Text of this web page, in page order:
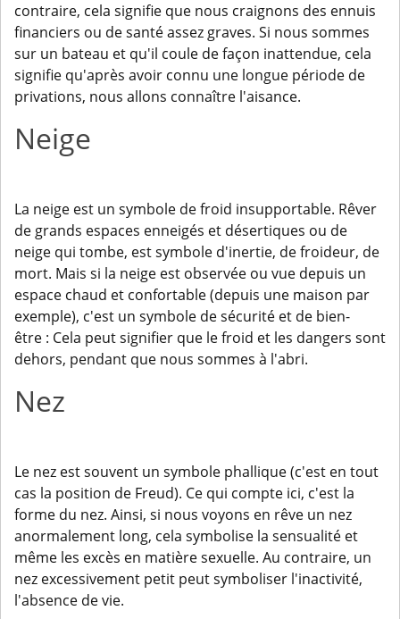
contraire, cela signifie que nous craignons des ennuis
financiers ou de santé assez graves. Si nous sommes
sur un bateau et qu'il coule de façon inattendue, cela
signifie qu'après avoir connu une longue période de
privations, nous allons connaître l'aisance.
Neige
La neige est un symbole de froid insupportable. Rêver
de grands espaces enneigés et désertiques ou de
neige qui tombe, est symbole d'inertie, de froideur, de
mort. Mais si la neige est observée ou vue depuis un
espace chaud et confortable (depuis une maison par
exemple), c'est un symbole de sécurité et de bien-
être : Cela peut signifier que le froid et les dangers sont
dehors, pendant que nous sommes à l'abri.
Nez
Le nez est souvent un symbole phallique (c'est en tout
cas la position de Freud). Ce qui compte ici, c'est la
forme du nez. Ainsi, si nous voyons en rêve un nez
anormalement long, cela symbolise la sensualité et
même les excès en matière sexuelle. Au contraire, un
nez excessivement petit peut symboliser l'inactivité,
l'absence de vie.